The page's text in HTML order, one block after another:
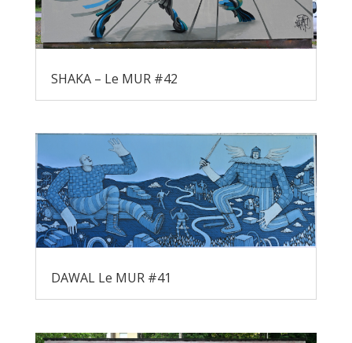
SHAKA – Le MUR #42
DAWAL Le MUR #41